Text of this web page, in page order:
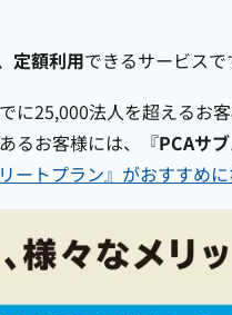
定額利用できるサービスで
に25,000法人を超えるお
るお客様には、『PCAサ
ートプラン』がおすすめに